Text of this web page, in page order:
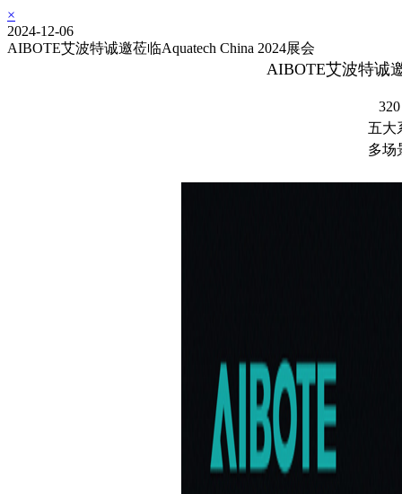
×
2024-12-06
AIBOTE艾波特诚邀莅临Aquatech China 2024展会
AIBOTE艾波特诚
五大
多场